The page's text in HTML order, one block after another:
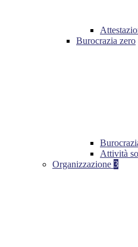
Burocrazia zero
Attività
Organizzazione 3